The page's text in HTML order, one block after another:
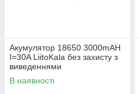
Акумулятор 18650 3000mAH
I=30A LiitoKala без захисту з
виведеннями
В наявності